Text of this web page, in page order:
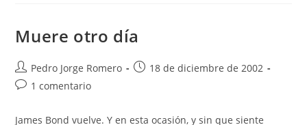
Muere otro día
Autor
de
Pedro Jorge Romero
Publicación
18 de diciembre de 2002
Comentarios
la
1 comentario
James Bond vuelve. Y en esta ocasión, y sin que siente